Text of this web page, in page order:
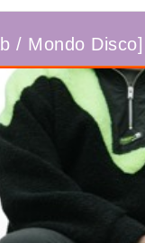
/ Mondo Disco]